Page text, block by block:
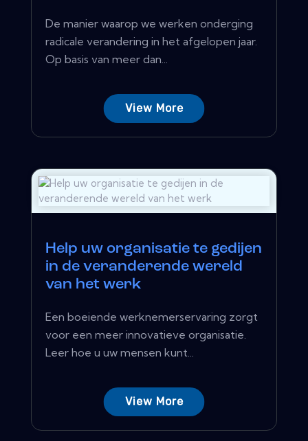
De manier waarop we werken onderging
radicale verandering in het afgelopen jaar.
Op basis van meer dan...
View More
Help uw organisatie te gedijen
in de veranderende wereld
van het werk
Een boeiende werknemerservaring zorgt
voor een meer innovatieve organisatie.
Leer hoe u uw mensen kunt...
View More